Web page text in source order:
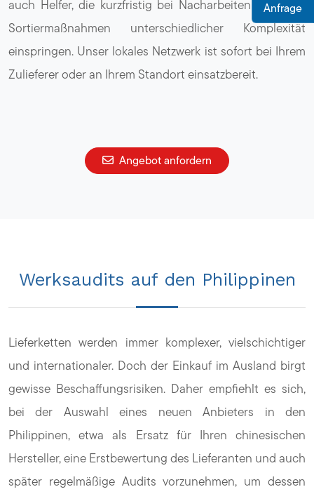
auch Helfer, die kurzfristig bei Nacharbeiten und/oder
Sortiermaßnahmen unterschiedlicher Komplexität
einspringen. Unser lokales Netzwerk ist sofort bei Ihrem
Zulieferer oder an Ihrem Standort einsatzbereit.
Angebot anfordern
Werksaudits auf den Philippinen
Lieferketten werden immer komplexer, vielschichtiger
und internationaler. Doch der Einkauf im Ausland birgt
gewisse Beschaffungsrisiken. Daher empfiehlt es sich,
bei der Auswahl eines neuen Anbieters in den
Philippinen, etwa als Ersatz für Ihren chinesischen
Hersteller, eine Erstbewertung des Lieferanten und auch
später regelmäßige Audits vorzunehmen, um dessen
Anfrage